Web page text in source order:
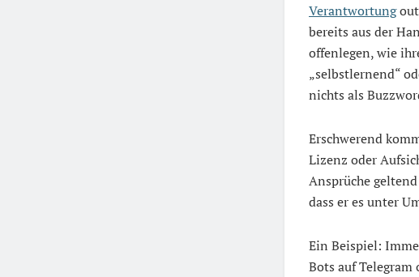
Verantwortung
bereits aus der
offenlegen, wie
„selbstlernend“
nichts als
Erschwerend
Lizenz oder
Ansprüche
dass er es unter
Ein Beispiel:
Bots auf Telegram